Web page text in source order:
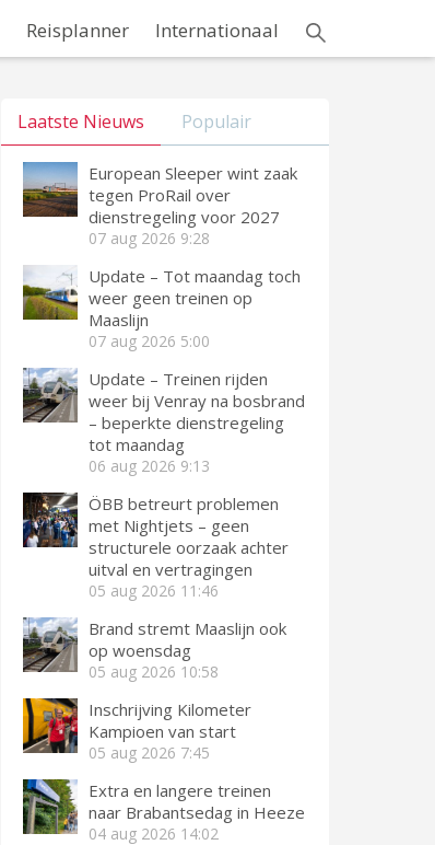
Reisplanner Internationaal
Laatste Nieuws Populair
European Sleeper wint zaak
tegen ProRail over
dienstregeling voor 2027
07 aug 2026 9:28
Update – Tot maandag toch
weer geen treinen op
Maaslijn
07 aug 2026 5:00
Update – Treinen rijden
weer bij Venray na bosbrand
– beperkte dienstregeling
tot maandag
06 aug 2026 9:13
ÖBB betreurt problemen
met Nightjets – geen
structurele oorzaak achter
uitval en vertragingen
05 aug 2026 11:46
Brand stremt Maaslijn ook
op woensdag
05 aug 2026 10:58
Inschrijving Kilometer
Kampioen van start
05 aug 2026 7:45
Extra en langere treinen
naar Brabantsedag in Heeze
04 aug 2026 14:02